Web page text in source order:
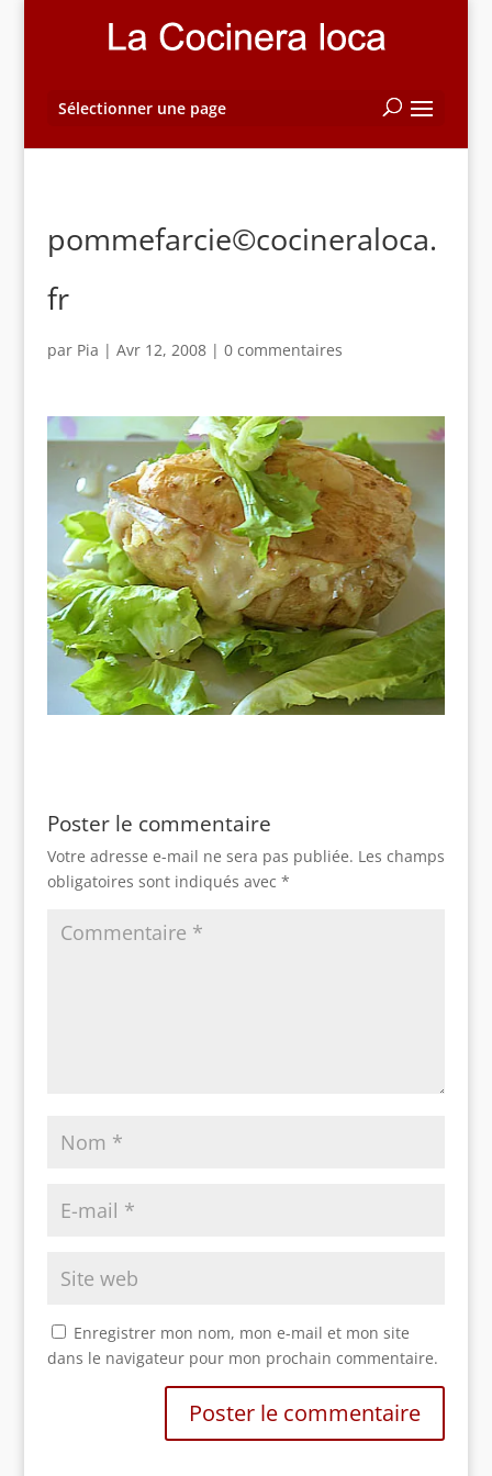
Sélectionner une page
pommefarcie©cocineraloca.
fr
par Pia | Avr 12, 2008| 0 commentaires
Poster le commentaire
Votre adresse e-mail ne sera pas publiée. Les champs
obligatoires sont indiqués avec *
Enregistrer mon nom, mon e-mail et mon site
dans le navigateur pour mon prochain commentaire.